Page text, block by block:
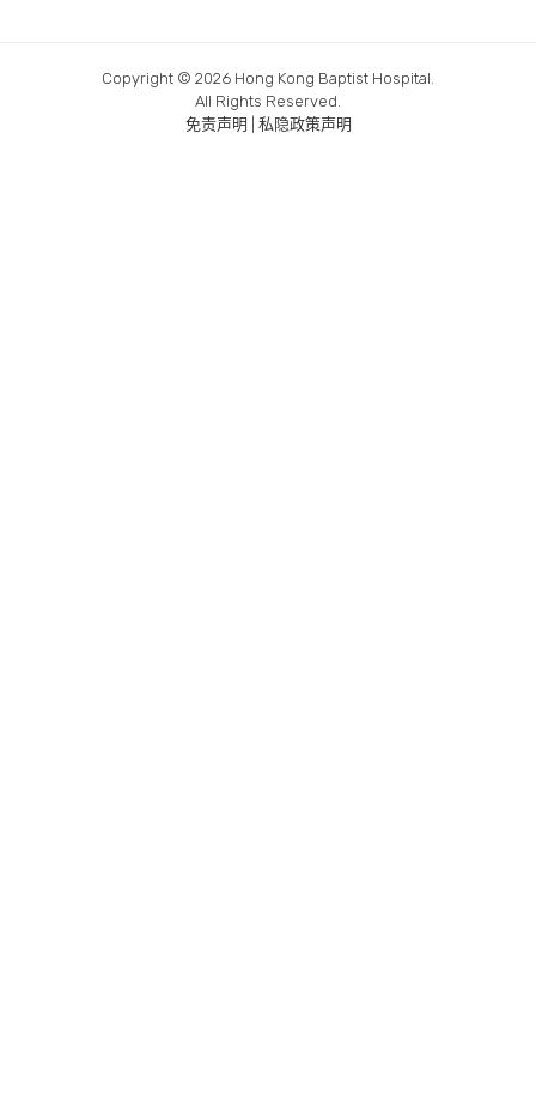
Copyright © 2026 Hong Kong Baptist Hospital.
All Rights Reserved.
免责声明
私隐政策声明